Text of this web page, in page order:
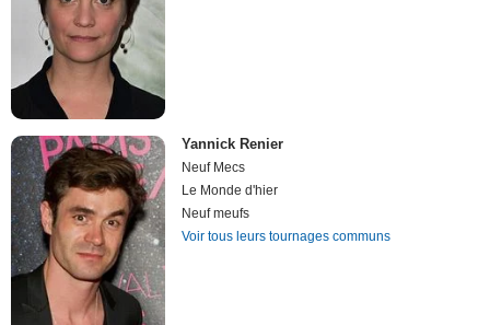
Yannick Renier
Neuf Mecs
Le Monde d'hier
Neuf meufs
Voir tous leurs tournages communs